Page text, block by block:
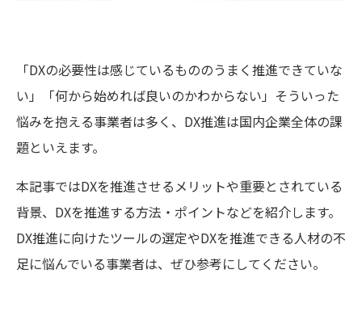
「DXの必要性は感じているもののうまく推進できていな
い」「何から始めれば良いのかわからない」そういった
悩みを抱える事業者は多く、DX推進は国内企業全体の課
題といえます。
本記事ではDXを推進させるメリットや重要とされている
背景、DXを推進する方法・ポイントなどを紹介します。
DX推進に向けたツールの選定やDXを推進できる人材の不
足に悩んでいる事業者は、ぜひ参考にしてください。